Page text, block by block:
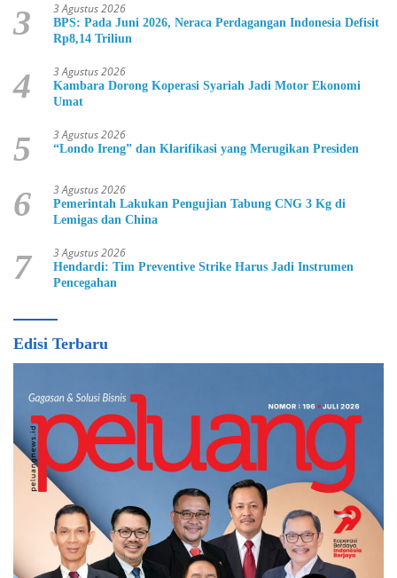
3 3 Agustus 2026
BPS: Pada Juni 2026, Neraca Perdagangan Indonesia Defisit
Rp8,14 Triliun
4 3 Agustus 2026
Kambara Dorong Koperasi Syariah Jadi Motor Ekonomi
Umat
5 3 Agustus 2026
“Londo Ireng” dan Klarifikasi yang Merugikan Presiden
6 3 Agustus 2026
Pemerintah Lakukan Pengujian Tabung CNG 3 Kg di
Lemigas dan China
7 3 Agustus 2026
Hendardi: Tim Preventive Strike Harus Jadi Instrumen
Pencegahan
Edisi Terbaru